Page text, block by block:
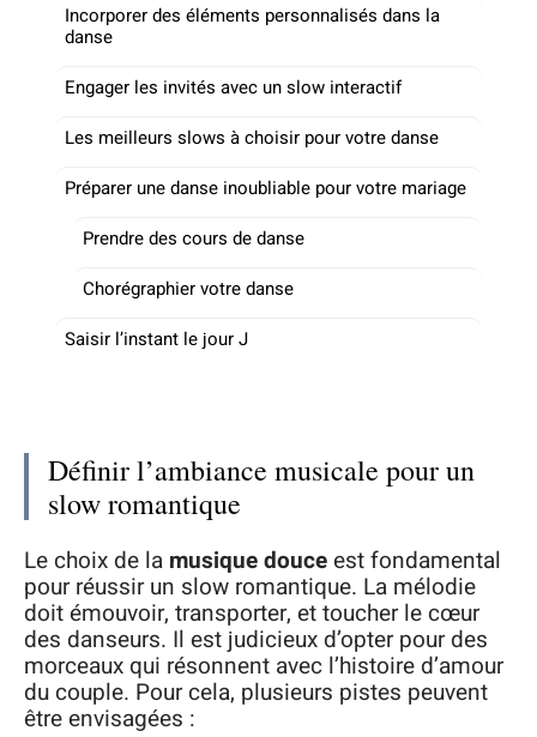
Incorporer des éléments personnalisés dans la
danse
Engager les invités avec un slow interactif
Les meilleurs slows à choisir pour votre danse
Préparer une danse inoubliable pour votre mariage
Prendre des cours de danse
Chorégraphier votre danse
Saisir l’instant le jour J
Définir l’ambiance musicale pour un
slow romantique
Le choix de la musique douceest fondamental
pour réussir un slow romantique. La mélodie
doit émouvoir, transporter, et toucher le cœur
des danseurs. Il est judicieux d’opter pour des
morceaux qui résonnent avec l’histoire d’amour
du couple. Pour cela, plusieurs pistes peuvent
être envisagées :